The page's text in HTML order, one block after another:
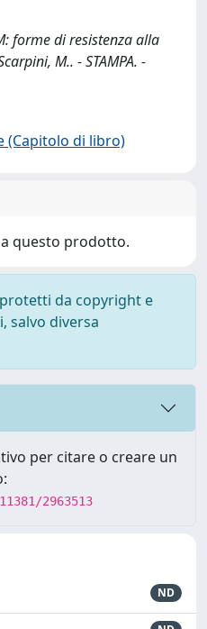
forme di resistenza alla
M.. - STAMPA. -
(Capitolo di libro)
questo prodotto.
da copyright e
salvo diversa
per citare o creare un
2963513
ND